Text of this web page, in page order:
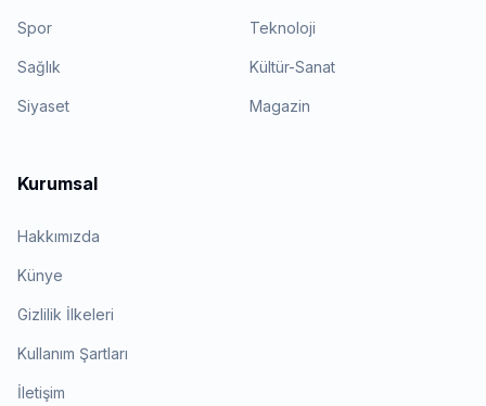
Spor Teknoloji
Sağlık Kültür-Sanat
Siyaset Magazin
Kurumsal
Hakkımızda
Künye
Gizlilik İlkeleri
Kullanım Şartları
İletişim